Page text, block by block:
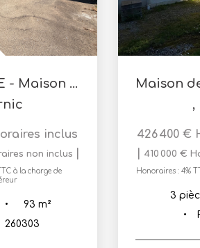
SOUS OFFRE - Maison Pornic - 92.54 m2 avec joli jardin clos...
inclus
non inclus
à la charge de
93 m²
260303
,
426 400 €
410 000 €
Honoraires : 4%
3